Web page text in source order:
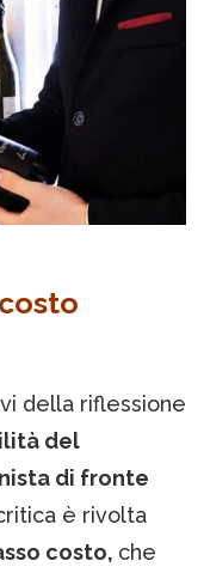
della riflessione
del
di fronte
è rivolta
costo, che